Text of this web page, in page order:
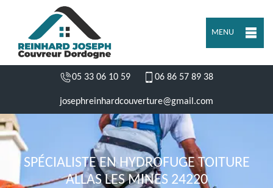
MENU
05 33 06 10 59 06 86 57 89 38
josephreinhardcouverture@gmail.com
SPÉCIALISTE EN HYDROFUGE TOITURE
ALLAS LES MINES 24220